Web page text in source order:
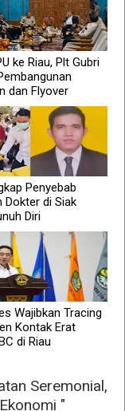
ke Riau, Plt Gubri
dan Flyover
Penyebab
Dokter di Siak
Diri
Wajibkan Tracing
Kontak Erat
di Riau
Seremonial,
"